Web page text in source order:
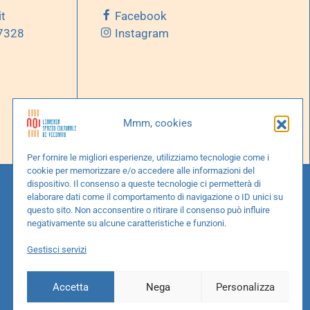
Mmm, cookies
Per fornire le migliori esperienze, utilizziamo tecnologie come i
cookie per memorizzare e/o accedere alle informazioni del
dispositivo. Il consenso a queste tecnologie ci permetterà di
elaborare dati come il comportamento di navigazione o ID unici su
questo sito. Non acconsentire o ritirare il consenso può influire
negativamente su alcune caratteristiche e funzioni.
Gestisci servizi
Accetta Nega Personalizza
Facebook
Instagram